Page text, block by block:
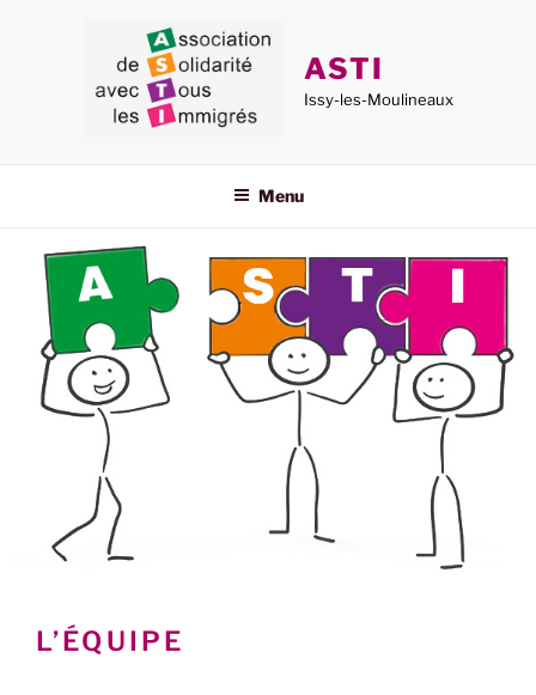
ASTI
Issy-les-Moulineaux
Menu
L’ÉQUIPE